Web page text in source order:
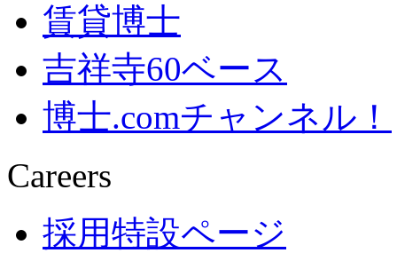
賃貸博士
吉祥寺60ベース
博士.comチャンネル！
Careers
採用特設ページ